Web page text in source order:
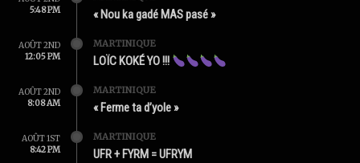
5:48 PM
« Nou ka gadé MAS pasé »
AOÛT 2ND
12:05 PM
MARTINIQUE
LOÏC KOKÉ YO !!!
AOÛT 2ND
8:08 AM
MARTINIQUE
« Ferme ta d’yole »
AOÛT 1ST
8:42 PM
MARTINIQUE
UFR + FYRM = UFRYM